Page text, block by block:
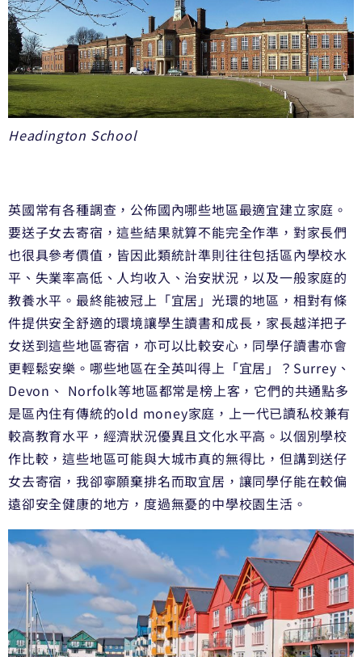
Headington School
英國常有各種調查，公佈國內哪些地區最適宜建立家庭。
要送子女去寄宿，這些結果就算不能完全作準， 對家長們
也很具參考價值， 皆因此類統計準則往往包括區內學校水
平、失業率高低、人均收入、 治安狀況，以及一般家庭的
教養水平。最終能被冠上「宜居」光環的地區，相對有條
件提供安全舒適的環境讓學生讀書和成長， 家長越洋把子
女送到這些地區寄宿，亦可以比較安心， 同學仔讀書亦會
更輕鬆安樂。哪些地區在全英叫得上「宜居」？Surrey、
Devon、 Norfolk等地區都常是榜上客， 它們的共通點多
是區內住有傳統的old money家庭，上一代已讀私校兼有
較高教育水平， 經濟狀況優異且文化水平高。以個別學校
作比較，這些地區可能與大城市真的無得比，但講到送仔
女去寄宿， 我卻寧願棄排名而取宜居，讓同學仔能在較偏
遠卻安全健康的地方， 度過無憂的中學校園生活。